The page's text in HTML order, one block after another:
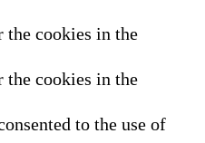
the cookies in the
the cookies in the
to the use of